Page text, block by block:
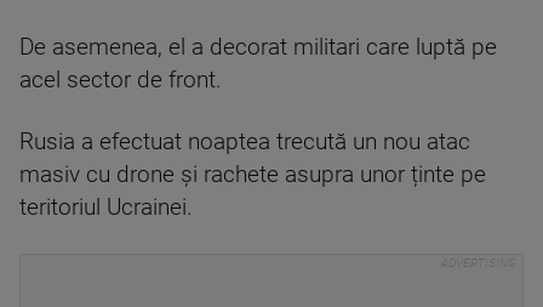
De asemenea, el a decorat militari care luptă pe
acel sector de front.
Rusia a efectuat noaptea trecută un nou atac
masiv cu drone și rachete asupra unor ținte pe
teritoriul Ucrainei.